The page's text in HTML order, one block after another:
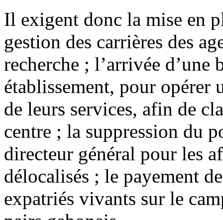
Il exigent donc la mise en
gestion des carrières des
recherche ; l’arrivée
établissement, pour opérer
de leurs services, afin de
centre ; la suppression du
directeur général pour les
délocalisés ; le payement
expatriés vivants sur le